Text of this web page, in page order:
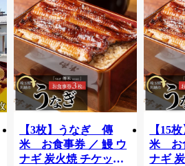
【3枚】うなぎ 傳
米 お食事券 ／ 鰻 ウ
ナギ 炭火焼 チケット
【15
米 お
ナギ